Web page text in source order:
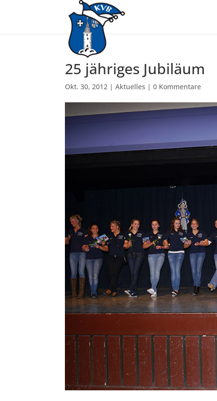
25 jähriges Jubiläum
Okt. 30, 2012 |Aktuelles |0 Kommentare